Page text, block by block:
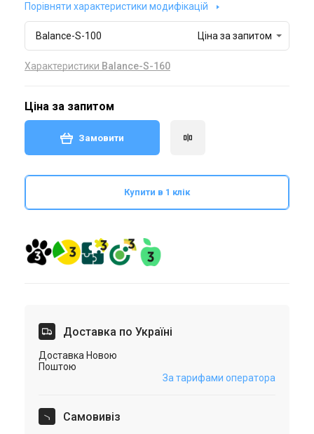
Порівняти характеристики модифікацій
Balance-S-100 Ціна за запитом
Характеристики Balance-S-160
Ціна за запитом
Замовити
Купити в 1 клік
Доставка по Україні
Доставка Новою
Поштою
За тарифами оператора
Самовивіз